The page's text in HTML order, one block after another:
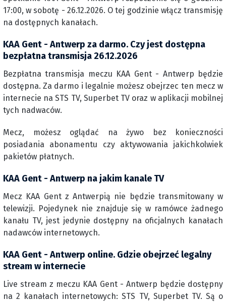
17:00, w sobotę - 26.12.2026. O tej godzinie włącz transmisję
na dostępnych kanałach.
KAA Gent - Antwerp za darmo. Czy jest dostępna
bezpłatna transmisja 26.12.2026
Bezpłatna transmisja meczu KAA Gent - Antwerp będzie
dostępna. Za darmo i legalnie możesz obejrzec ten mecz w
internecie na STS TV, Superbet TV oraz w aplikacji mobilnej
tych nadwaców.
Mecz, możesz oglądać na żywo bez konieczności
posiadania abonamentu czy aktywowania jakichkolwiek
pakietów płatnych.
KAA Gent - Antwerp na jakim kanale TV
Mecz KAA Gent z Antwerpią nie będzie transmitowany w
telewizji. Pojedynek nie znajduje się w ramówce żadnego
kanału TV, jest jedynie dostępny na oficjalnych kanałach
nadawców internetowych.
KAA Gent - Antwerp online. Gdzie obejrzeć legalny
stream w internecie
Live stream z meczu KAA Gent - Antwerp będzie dostępny
na 2 kanałach internetowych: STS TV, Superbet TV. Są o